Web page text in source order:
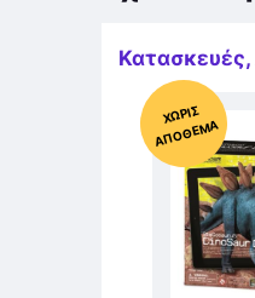
Κατασκευές,
Χ
ΩΡΊΣ
Α
Π
Ό
ΘΕ
ΜΑ